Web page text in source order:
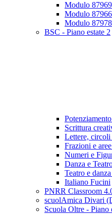
Modulo
Modulo
Modulo
BSC - Piano estate 2
Scrittura
Lettere, circoli
Frazioni e
Numeri e
Danza e
Teatro e
Italiano Fucini
PNRR Classroom
scuolAmica Divari
Scuola Oltre - Piano